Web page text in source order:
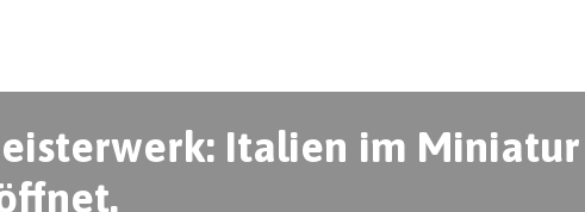
Italien im Miniatur